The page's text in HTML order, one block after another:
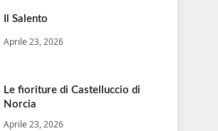
Il Salento
Aprile 23, 2026
Le fioriture di Castelluccio di
Norcia
Aprile 23, 2026